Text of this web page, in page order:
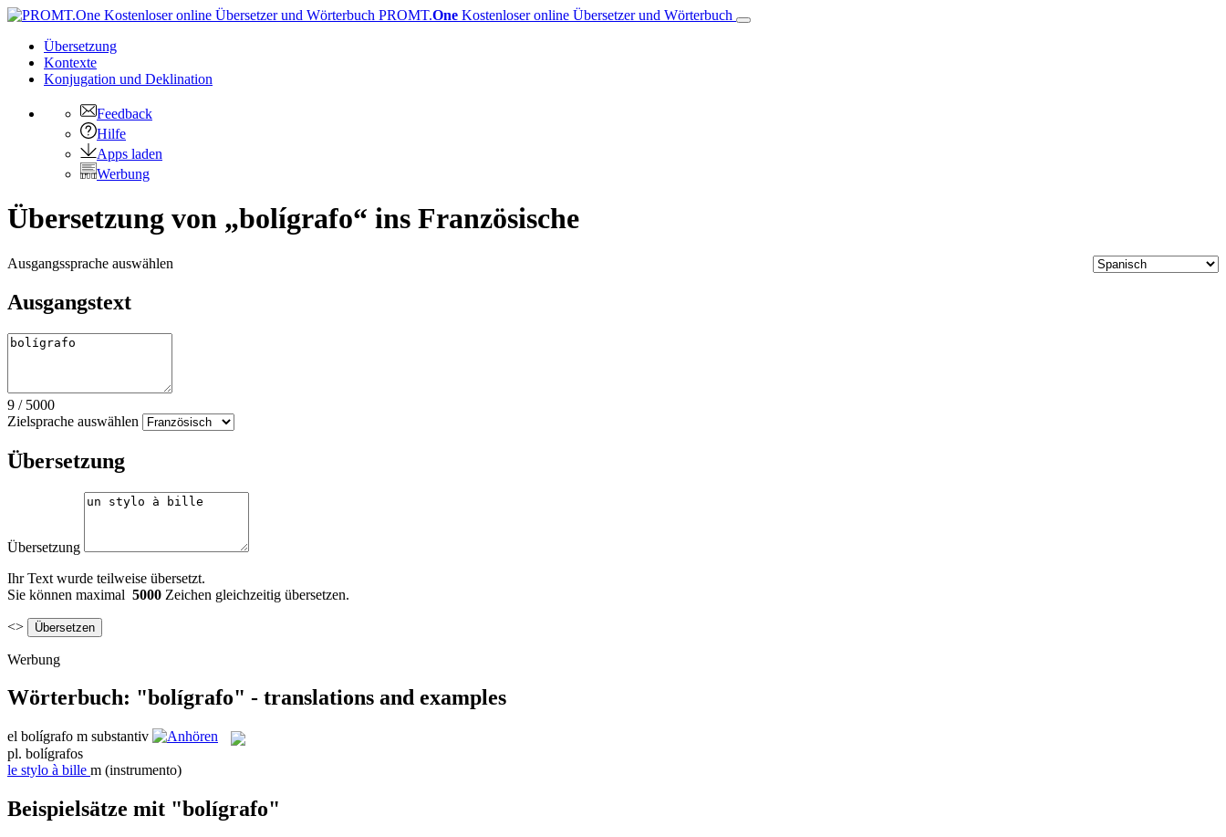
PROMT.One Kostenloser online Übersetzer und Wörterbuch
Übersetzung
Kontexte
Konjugation und Deklination
Feedback
Hilfe
Apps laden
Werbung
Übersetzung von „bolígrafo“ ins Französische
Ausgangssprache auswählen
Ausgangstext
9 / 5000
Zielsprache auswählen
Übersetzung
Übersetzung
Ihr Text wurde teilweise übersetzt.
Sie können maximal 5000 Zeichen gleichzeitig übersetzen.
<>
Werbung
Wörterbuch: "bolígrafo" - translations and examples
el bolígrafo m substantiv
pl. bolígrafos
le stylo à bille m (instrumento)
Beispielsätze mit "bolígrafo"